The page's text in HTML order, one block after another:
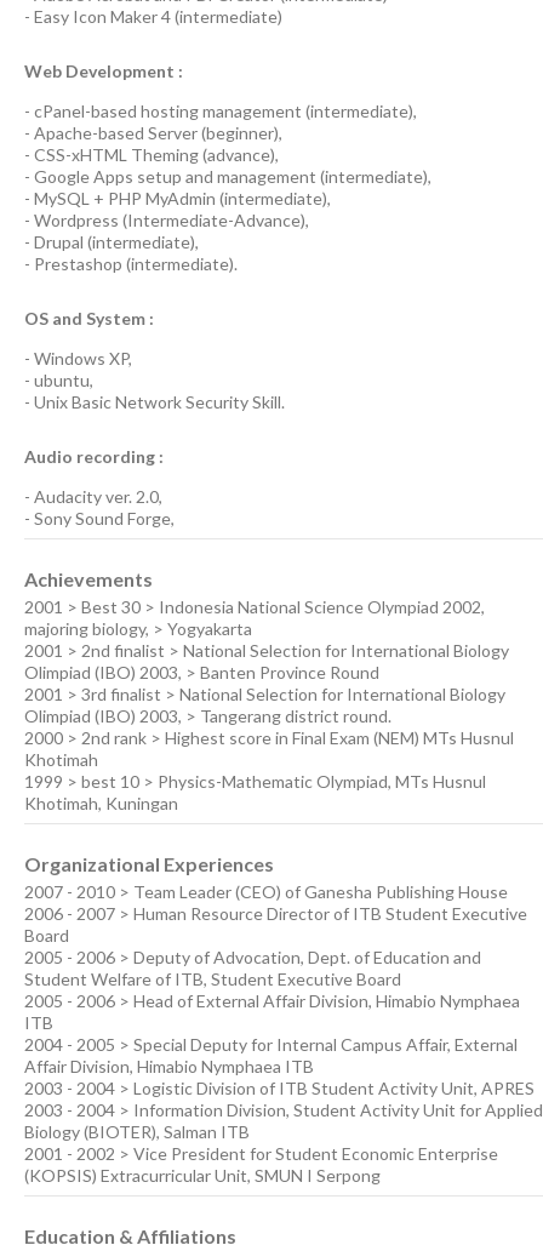
- Easy Icon Maker 4(intermediate)
Web Development :
- cPanel-based hosting management (intermediate),
- Apache-based Server(beginner),
- CSS-xHTML Theming(advance),
- Google Apps setup and management (intermediate),
- MySQL + PHP MyAdmin (intermediate),
- Wordpress (Intermediate-Advance),
- Drupal (intermediate),
- Prestashop (intermediate).
OS and System :
- Windows XP,
- ubuntu,
- Unix Basic Network SecuritySkill.
Audio recording :
- Audacity ver. 2.0,
- Sony Sound Forge,
Achievements
2001 > Best 30 > Indonesia National Science Olympiad 2002,
majoring biology, > Yogyakarta
2001 > 2nd finalist > National Selection for International Biology
Olimpiad (IBO) 2003, > Banten Province Round
2001 > 3rd finalist > National Selection for International Biology
Olimpiad (IBO) 2003, > Tangerang district round.
2000 > 2nd rank > Highest score in Final Exam (NEM) MTs Husnul
Khotimah
1999 > best 10 > Physics-Mathematic Olympiad, MTs Husnul
Khotimah, Kuningan
Organizational Experiences
2007 - 2010 > Team Leader (CEO) of Ganesha Publishing House
2006 - 2007 > Human Resource Director of ITB Student Executive
Board
2005 - 2006 > Deputy of Advocation, Dept. of Education and
Student Welfare of ITB, Student Executive Board
2005 - 2006 > Head of External Affair Division, Himabio Nymphaea
ITB
2004 - 2005 > Special Deputy for Internal Campus Affair, External
Affair Division, Himabio Nymphaea ITB
2003 - 2004 > Logistic Division of ITB Student Activity Unit, APRES
2003 - 2004 > Information Division, Student Activity Unit for Applied
Biology (BIOTER), Salman ITB
2001 - 2002 > Vice President for Student Economic Enterprise
(KOPSIS) Extracurricular Unit, SMUN I Serpong
Education & Affiliations